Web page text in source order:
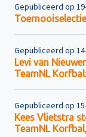
Gepubliceerd op
Gepubliceerd op
Levi van
TeamNL
Gepubliceerd op
Kees Vlietstra
TeamNL